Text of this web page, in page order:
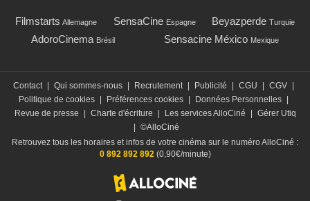
Filmstarts Allemagne SensaCine Espagne Beyazperde Turquie
AdoroCinema Brésil Sensacine México Mexique
Contact Qui sommes-nous Recrutement Publicité CGU CGV
Politique de cookies
Préférences cookies Données Personnelles
Revue de presse
Charte d'écriture Les services AlloCiné
Gérer Utiq
©AlloCiné
Retrouvez tous les horaires et infos de votre cinéma sur le numéro AlloCiné :
0 892 892 892(0,90€/minute)